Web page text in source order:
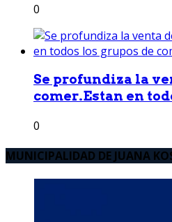
0
Se profundiza la
comer.Estan en
0
MUNICIPALIDAD DE JUANA